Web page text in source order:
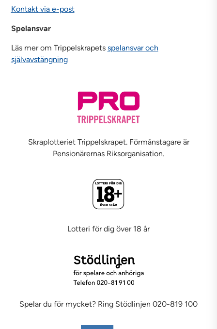
Kontakt via e-post
Spelansvar
Läs mer om Trippelskrapets spelansvar och
självavstängning
Skraplotteriet Trippelskrapet. Förmånstagare är
Pensionärernas Riksorganisation.
Lotteri för dig över 18 år
Spelar du för mycket? Ring Stödlinjen 020-819 100